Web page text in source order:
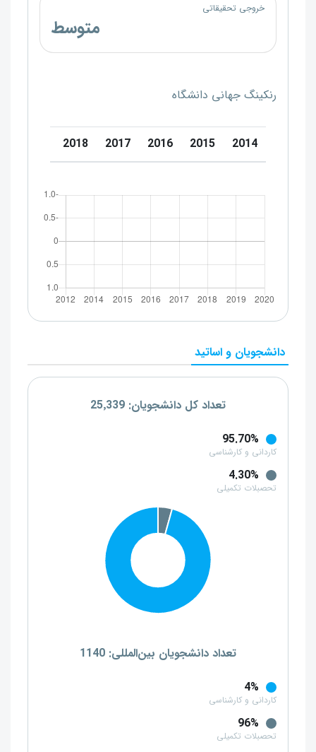
خروجی تحقیقاتی
متوسط
رنکینگ جهانی دانشگاه
2014
2015
2016
2017
2018
دانشجویان و اساتید
تعداد کل دانشجویان: 25٬339
95.70%
کاردانی و کارشناسی
4.30%
تحصبلات تکمیلی
تعداد دانشجویان بین‌المللی: 1140
4%
کاردانی و کارشناسی
96%
تحصبلات تکمیلی